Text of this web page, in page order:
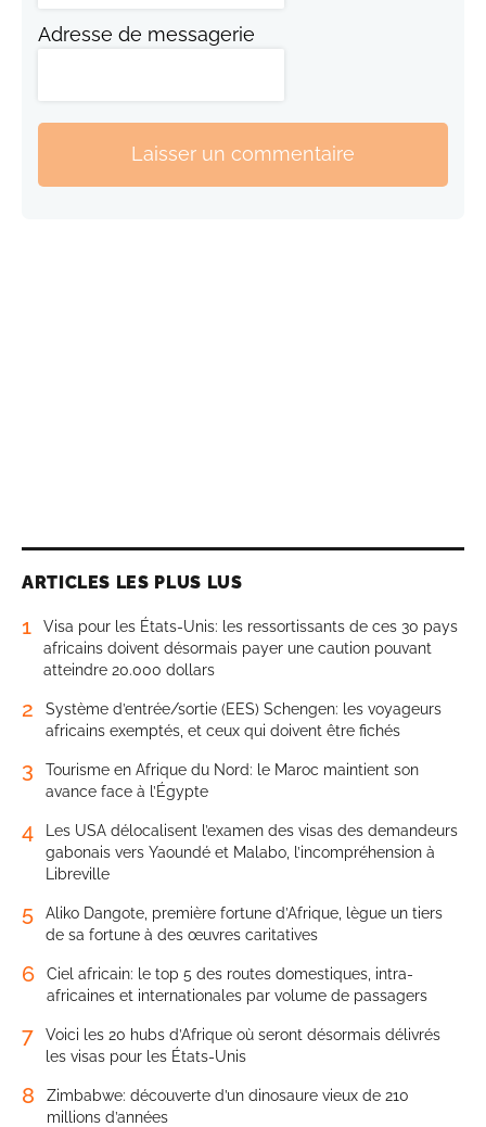
Adresse de messagerie
Laisser un commentaire
ARTICLES LES PLUS LUS
1
Visa pour les États-Unis: les ressortissants de ces 30 pays
africains doivent désormais payer une caution pouvant
atteindre 20.000 dollars
2
Système d’entrée/sortie (EES) Schengen: les voyageurs
africains exemptés, et ceux qui doivent être fichés
3
Tourisme en Afrique du Nord: le Maroc maintient son
avance face à l’Égypte
4
Les USA délocalisent l’examen des visas des demandeurs
gabonais vers Yaoundé et Malabo, l’incompréhension à
Libreville
5
Aliko Dangote, première fortune d’Afrique, lègue un tiers
de sa fortune à des œuvres caritatives
6
Ciel africain: le top 5 des routes domestiques, intra-
africaines et internationales par volume de passagers
7
Voici les 20 hubs d’Afrique où seront désormais délivrés
les visas pour les États-Unis
8
Zimbabwe: découverte d’un dinosaure vieux de 210
millions d’années